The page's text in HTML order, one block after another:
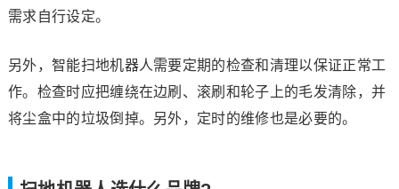
需求自行设定。
另外，智能扫地机器人需要定期的检查和清理以保证正常工
作。检查时应把缠绕在边刷、滚刷和轮子上的毛发清除，并
将尘盒中的垃圾倒掉。另外，定时的维修也是必要的。